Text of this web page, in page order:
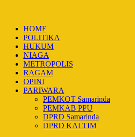
HOME
POLITIKA
HUKUM
NIAGA
METROPOLIS
RAGAM
OPINI
PARIWARA
PEMKOT Samarinda
PEMKAB PPU
DPRD Samarinda
DPRD KALTIM